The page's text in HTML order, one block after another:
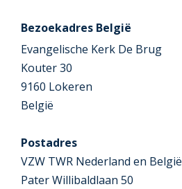
Bezoekadres België
Evangelische Kerk De Brug
Kouter 30
9160 Lokeren
België
Postadres
VZW TWR Nederland en België
Pater Willibaldlaan 50